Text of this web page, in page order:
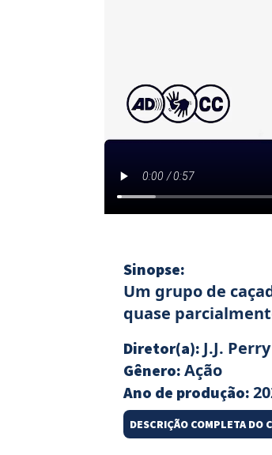
Sinopse:
Um grupo de
quase
Diretor(a): J.J. Perry
Gênero: Ação
Ano de produção:
DESCRIÇÃO COMPLETA DO